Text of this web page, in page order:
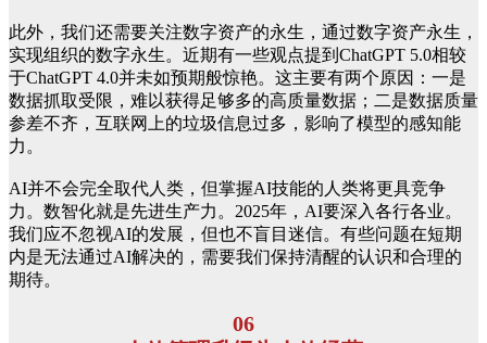
此外，我们还需要关注数字资产的永生，通过数字资产永生，
实现组织的数字永生。近期有一些观点提到ChatGPT 5.0相较
于ChatGPT 4.0并未如预期般惊艳。这主要有两个原因：一是
数据抓取受限，难以获得足够多的高质量数据；二是数据质量
参差不齐，互联网上的垃圾信息过多，影响了模型的感知能
力。
AI并不会完全取代人类，但掌握AI技能的人类将更具竞争
力。数智化就是先进生产力。2025年，AI要深入各行各业。
我们应不忽视AI的发展，但也不盲目迷信。有些问题在短期
内是无法通过AI解决的，需要我们保持清醒的认识和合理的
期待。
06